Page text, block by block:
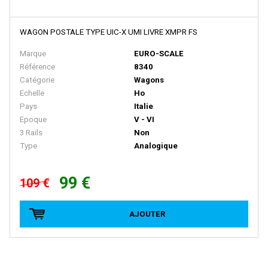
FLEISCHMANN
FRADIS - Marque Disparue, Finition Années 70
FRATESCHI
FULGUREX
GEGE
GENESIS
GILLKIT
WAGON POSTALE TYPE UIC-X UMI LIVRE XMPR FS
Marque
EURO-SCALE
Référence
8340
Catégorie
Wagons
Echelle
Ho
Pays
Italie
Epoque
V - VI
3 Rails
Non
Type
Analogique
109 € 99 €
AJOUTER